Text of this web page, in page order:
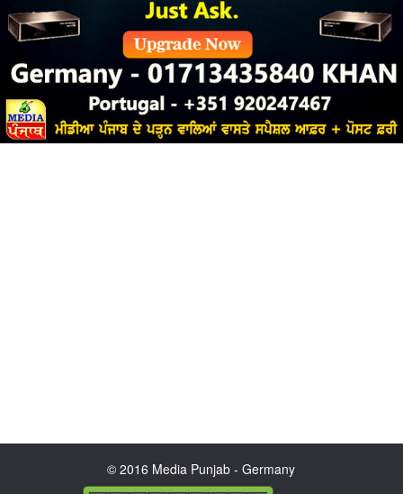
© 2016 Media Punjab - Germany